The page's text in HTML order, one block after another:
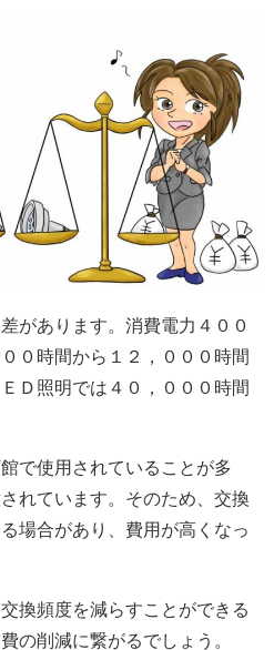
があります。消費電力４００
０時間から１２，０００時間
Ｄ照明では４０，０００時間
で使用されていることが多
れています。そのため、交換
場合があり、費用が高くなっ
換頻度を減らすことができる
の削減に繋がるでしょう。